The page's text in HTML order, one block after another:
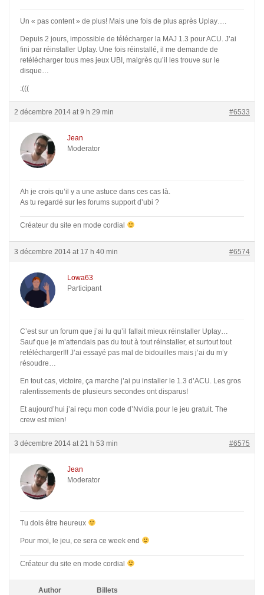
Un « pas content » de plus! Mais une fois de plus après Uplay….
Depuis 2 jours, impossible de télécharger la MAJ 1.3 pour ACU. J’ai
fini par réinstaller Uplay. Une fois réinstallé, il me demande de
retélécharger tous mes jeux UBI, malgrès qu’il les trouve sur le
disque…
:(((
2 décembre 2014 at 9 h 29 min #6533
Jean
Moderator
Ah je crois qu’il y a une astuce dans ces cas là.
As tu regardé sur les forums support d’ubi ?
Créateur du site en mode cordial
3 décembre 2014 at 17 h 40 min #6574
Lowa63
Participant
C’est sur un forum que j’ai lu qu’il fallait mieux réinstaller Uplay…
Sauf que je m’attendais pas du tout à tout réinstaller, et surtout tout
retélécharger!!! J’ai essayé pas mal de bidouilles mais j’ai du m’y
résoudre…
En tout cas, victoire, ça marche j’ai pu installer le 1.3 d’ACU. Les gros
ralentissements de plusieurs secondes ont disparus!
Et aujourd’hui j’ai reçu mon code d’Nvidia pour le jeu gratuit. The
crew est mien!
3 décembre 2014 at 21 h 53 min #6575
Jean
Moderator
Tu dois être heureux
Pour moi, le jeu, ce sera ce week end
Créateur du site en mode cordial
Author Billets